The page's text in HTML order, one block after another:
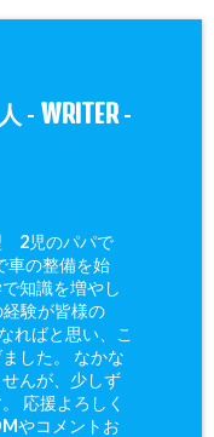
- WRITER-
2児のパパで
車の整備を始
知識を増やし
験が皆様の
ればと思い、こ
した。 なかな
んが、少しず
応援よろしく
やコメントお